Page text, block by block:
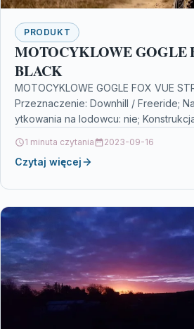
PRODUKT
MOTOCYKLOWE GOGLE
BLACK
MOTOCYKLOWE GOGLE FOX VUE
Przeznaczenie: Downhill / Freeride;
ytkowania na lodowcu: nie;
1 minuta czytania 2023-09-16
Czytaj więcej